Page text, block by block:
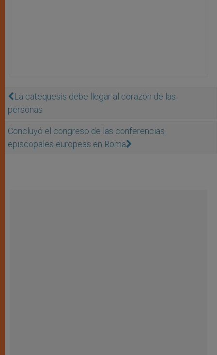
La catequesis debe llegar al corazón de las
personas
Concluyó el congreso de las conferencias
episcopales europeas en Roma